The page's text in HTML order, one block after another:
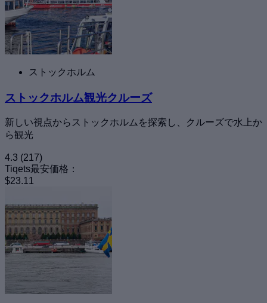
ストックホルム
ストックホルム観光クルーズ
新しい視点からストックホルムを探索し、クルーズで水上か
ら観光
4.3 (217)
Tiqets最安価格：
$23.11